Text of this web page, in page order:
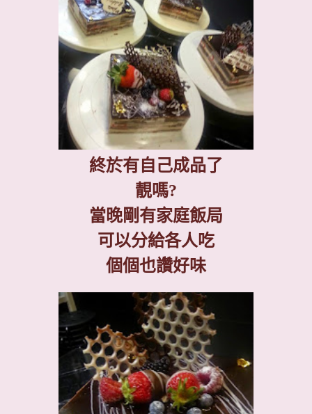
終於有自己成品了
靚嗎?
當晚剛有家庭飯局
可以分給各人吃
個個也讚好味